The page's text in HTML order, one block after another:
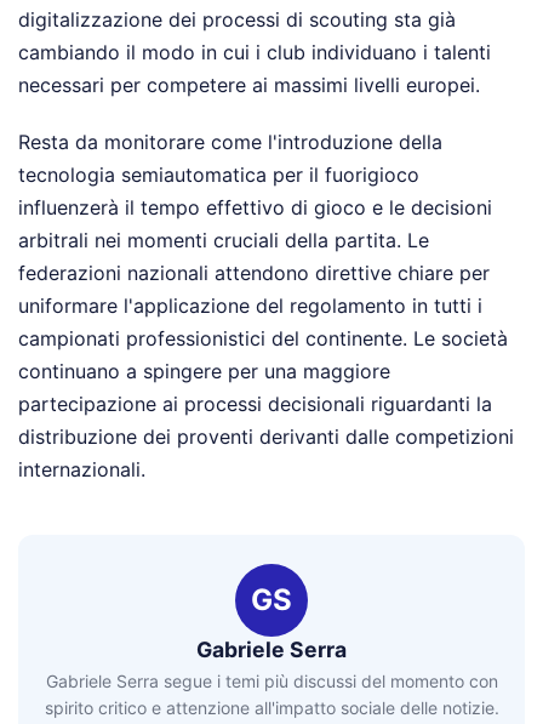
digitalizzazione dei processi di scouting sta già
cambiando il modo in cui i club individuano i talenti
necessari per competere ai massimi livelli europei.
Resta da monitorare come l'introduzione della
tecnologia semiautomatica per il fuorigioco
influenzerà il tempo effettivo di gioco e le decisioni
arbitrali nei momenti cruciali della partita. Le
federazioni nazionali attendono direttive chiare per
uniformare l'applicazione del regolamento in tutti i
campionati professionistici del continente. Le società
continuano a spingere per una maggiore
partecipazione ai processi decisionali riguardanti la
distribuzione dei proventi derivanti dalle competizioni
internazionali.
GS
Gabriele Serra
Gabriele Serra segue i temi più discussi del momento con
spirito critico e attenzione all'impatto sociale delle notizie.